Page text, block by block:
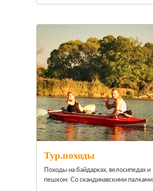
Тур.походы
Походы на байдарках, велосипедах и
пешком. Со скандинавскими палками.